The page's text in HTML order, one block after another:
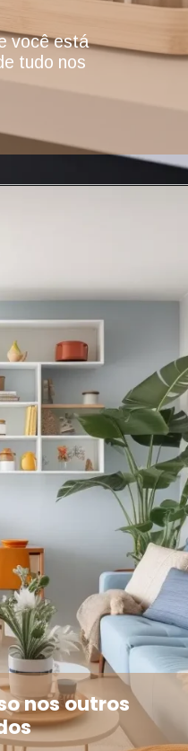
você está
tudo nos
nos outros